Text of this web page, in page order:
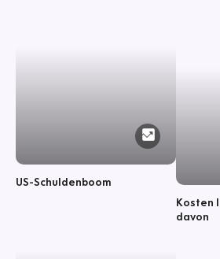
US-Schuldenboom
Kosten
davon